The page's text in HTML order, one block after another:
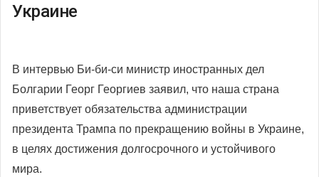
Украине
В интервью Би-би-си министр иностранных дел
Болгарии Георг Георгиев заявил, что наша страна
приветствует обязательства администрации
президента Трампа по прекращению войны в Украине,
в целях достижения долгосрочного и устойчивого
мира.